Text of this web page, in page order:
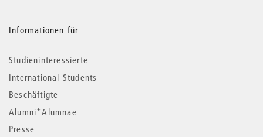
Informationen für
Studieninteressierte
International Students
Beschäftigte
Alumni*Alumnae
Presse